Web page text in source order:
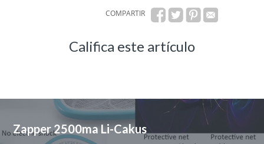
COMPARTIR
Califica este artículo
Zapper 2500ma Li-Cakus